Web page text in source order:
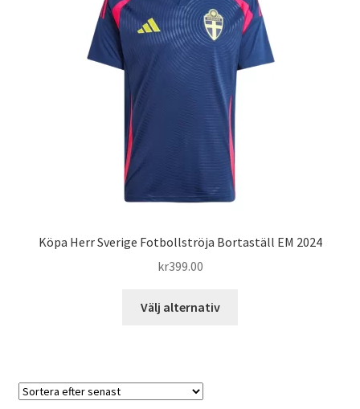
olika
alternativen
kan
väljas
Köpa Herr Sverige Fotbollströja Bortaställ EM 2024
kr399.00
Välj alternativ